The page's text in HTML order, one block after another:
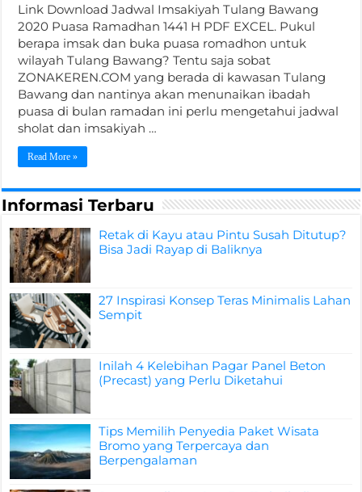
Link Download Jadwal Imsakiyah Tulang Bawang
2020 Puasa Ramadhan 1441 H PDF EXCEL. Pukul
berapa imsak dan buka puasa romadhon untuk
wilayah Tulang Bawang? Tentu saja sobat
ZONAKEREN.COM yang berada di kawasan Tulang
Bawang dan nantinya akan menunaikan ibadah
puasa di bulan ramadan ini perlu mengetahui jadwal
sholat dan imsakiyah …
Read More »
Informasi Terbaru
Retak di Kayu atau Pintu Susah Ditutup?
Bisa Jadi Rayap di Baliknya
27 Inspirasi Konsep Teras Minimalis Lahan
Sempit
Inilah 4 Kelebihan Pagar Panel Beton
(Precast) yang Perlu Diketahui
Tips Memilih Penyedia Paket Wisata
Bromo yang Terpercaya dan
Berpengalaman